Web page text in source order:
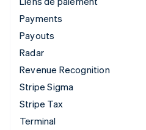
Payments
Payouts
Radar
Revenue Recognition
Stripe Sigma
Stripe Tax
Terminal